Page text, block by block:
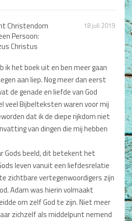
Plaatsen
Christendom
Persoon:
Christus
18 juli 2019
ik het boek uit en ben meer gaan
aan liep. Nog meer dan eerst
de genade en liefde van God
veel Bijbelteksten waren voor mij
dat ik de diepe rijkdom niet
van dingen die mij hebben
Gods beeld, dit betekent het
leven vanuit een liefdesrelatie
zichtbare vertegenwoordigers zijn
Adam was hierin volmaakt
om zelf God te zijn. Niet meer
zichzelf als middelpunt nemend